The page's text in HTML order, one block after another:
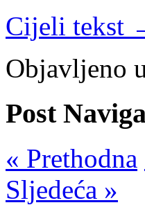
Cijeli tekst
Objavljeno
Post
« Prethodna
Sljedeća »